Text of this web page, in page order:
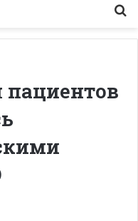
пациентов